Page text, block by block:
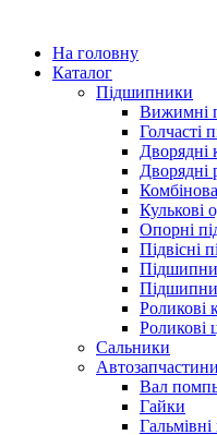
На головну
Каталог
Підшипники
Вижимні
Голчасті
Дворядні
Дворядні
Кулькові
Опорні
Підвісні
Роликові
Роликові
Сальники
Автозапчастини
Вал
Гайки